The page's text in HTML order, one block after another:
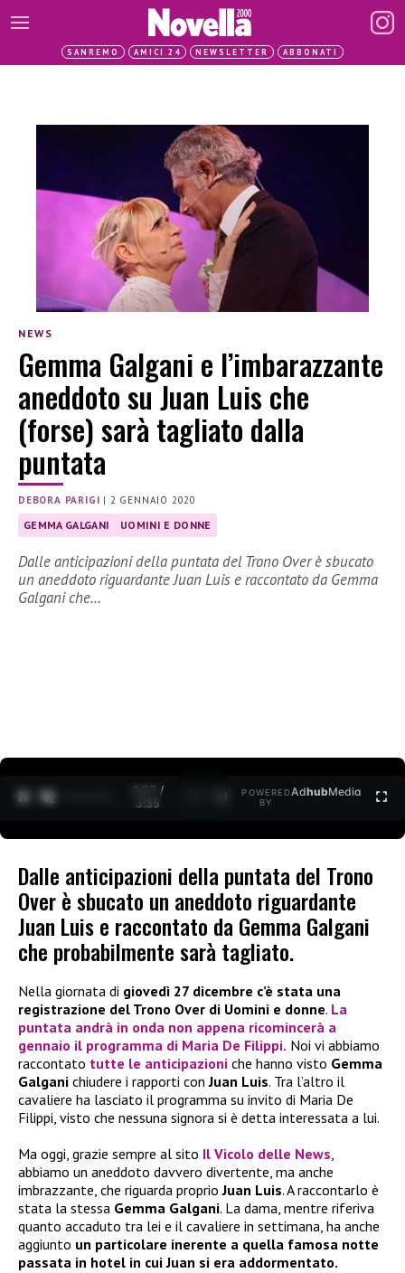
SANREMO AMICI 24 NEWSLETTER ABBONATI
NEWS
Gemma Galgani e l’imbarazzante
aneddoto su Juan Luis che
(forse) sarà tagliato dalla
puntata
DEBORA PARIGI | 2 GENNAIO 2020
GEMMA GALGANI UOMINI E DONNE
Dalle anticipazioni della puntata del Trono Over è sbucato
un aneddoto riguardante Juan Luis e raccontato da Gemma
Galgani che…
0:27 /
3:35
POWERED
BY
AdhubMedia
Dalle anticipazioni della puntata del Trono
Over è sbucato un aneddoto riguardante
Juan Luis e raccontato da Gemma Galgani
che probabilmente sarà tagliato.
Nella giornata di giovedì 27 dicembre c’è stata una
registrazione del Trono Over di Uomini e donne. La
puntata andrà in onda non appena ricomincerà a
gennaio il programma di Maria De Filippi. Noi vi abbiamo
raccontato tutte le anticipazioni che hanno visto Gemma
Galgani chiudere i rapporti conJuan Luis. Tra l’altro il
cavaliere ha lasciato il programma su invito di Maria De
Filippi, visto che nessuna signora si è detta interessata a lui.
Ma oggi, grazie sempre al sito Il Vicolo delle News,
abbiamo un aneddoto davvero divertente, ma anche
imbrazzante, che riguarda proprioJuan Luis. A raccontarlo è
stata la stessa Gemma Galgani. La dama, mentre riferiva
quanto accaduto tra lei e il cavaliere in settimana, ha anche
aggiunto un particolare inerente a quella famosa notte
passata in hotel in cui Juan si era addormentato.